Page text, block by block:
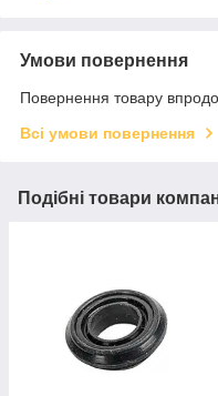
Умови повернення
Повернення товару
Всі умови повернення
Подібні товари